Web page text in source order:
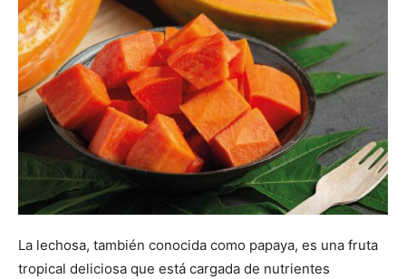
La lechosa, también conocida como papaya, es una fruta
tropical deliciosa que está cargada de nutrientes